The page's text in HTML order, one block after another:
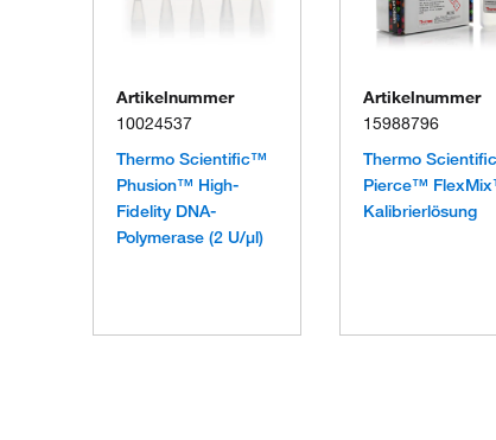
Artikelnummer
10024537
Thermo Scientific™
Phusion™ High-
Fidelity DNA-
Polymerase (2 U/μl)
Artikelnummer
15988796
Thermo
Pierce™
Kalibrierlösung